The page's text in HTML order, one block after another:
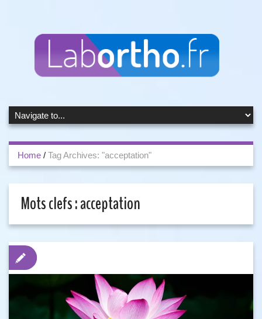
Home / Tag Archives: "acceptation"
Mots clefs :acceptation